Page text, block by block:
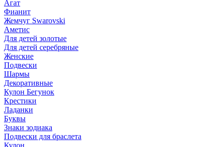
Агат
Фианит
Жемчуг Swarovski
Аметис
Для детей золотые
Для детей серебряные
Женские
Подвески
Шармы
Декоративные
Кулон Бегунок
Крестики
Ладанки
Буквы
Знаки зодиака
Подвески для браслета
Кулон